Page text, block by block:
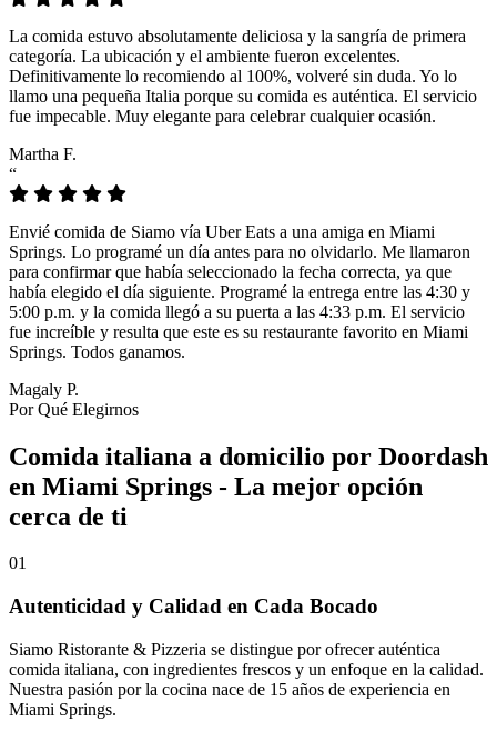
La comida estuvo absolutamente deliciosa y la sangría de primera
categoría. La ubicación y el ambiente fueron excelentes.
Definitivamente lo recomiendo al 100%, volveré sin duda. Yo lo
llamo una pequeña Italia porque su comida es auténtica. El servicio
fue impecable. Muy elegante para celebrar cualquier ocasión.
Martha F.
“
Envié comida de Siamo vía Uber Eats a una amiga en Miami
Springs. Lo programé un día antes para no olvidarlo. Me llamaron
para confirmar que había seleccionado la fecha correcta, ya que
había elegido el día siguiente. Programé la entrega entre las 4:30 y
5:00 p.m. y la comida llegó a su puerta a las 4:33 p.m. El servicio
fue increíble y resulta que este es su restaurante favorito en Miami
Springs. Todos ganamos.
Magaly P.
Por Qué Elegirnos
Comida italiana a domicilio por Doordash
en Miami Springs - La mejor opción
cerca de ti
01
Autenticidad y Calidad en Cada Bocado
Siamo Ristorante & Pizzeria se distingue por ofrecer auténtica
comida italiana, con ingredientes frescos y un enfoque en la calidad.
Nuestra pasión por la cocina nace de 15 años de experiencia en
Miami Springs.